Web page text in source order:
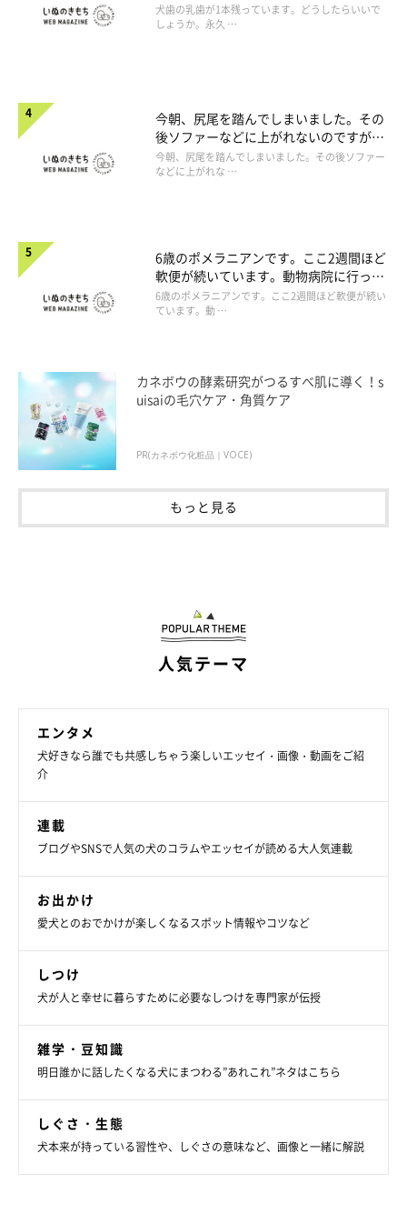
犬歯の乳歯が1本残っています。どうしたらいいで
しょうか。永久 …
今朝、尻尾を踏んでしまいました。その
後ソファーなどに上がれないのですが、
大丈夫でしょうか。
今朝、尻尾を踏んでしまいました。その後ソファー
などに上がれな …
6歳のポメラニアンです。ここ2週間ほど
軟便が続いています。動物病院に行った
ほうがよいですか。
6歳のポメラニアンです。ここ2週間ほど軟便が続い
ています。動 …
カネボウの酵素研究がつるすべ肌に導く！s
uisaiの毛穴ケア・角質ケア
PR(カネボウ化粧品｜VOCE)
もっと見る
人気テーマ
エンタメ
犬好きなら誰でも共感しちゃう楽しいエッセイ・画像・動画をご紹
介
連載
ブログやSNSで人気の犬のコラムやエッセイが読める大人気連載
お出かけ
愛犬とのおでかけが楽しくなるスポット情報やコツなど
しつけ
犬が人と幸せに暮らすために必要なしつけを専門家が伝授
雑学・豆知識
明日誰かに話したくなる犬にまつわる”あれこれ”ネタはこちら
しぐさ・生態
犬本来が持っている習性や、しぐさの意味など、画像と一緒に解説